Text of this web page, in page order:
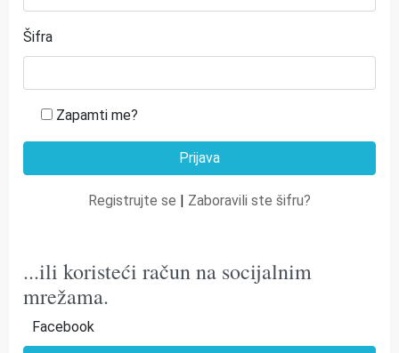
Šifra
Zapamti me?
Registrujte se | Zaboravili ste šifru?
...ili koristeći račun na socijalnim
mrežama.
Facebook